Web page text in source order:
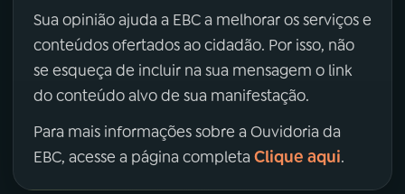
Sua opinião ajuda a EBC a melhorar os serviços e
conteúdos ofertados ao cidadão. Por isso, não
se esqueça de incluir na sua mensagem o link
do conteúdo alvo de sua manifestação.
Para mais informações sobre a Ouvidoria da
EBC, acesse a página completa Clique aqui.